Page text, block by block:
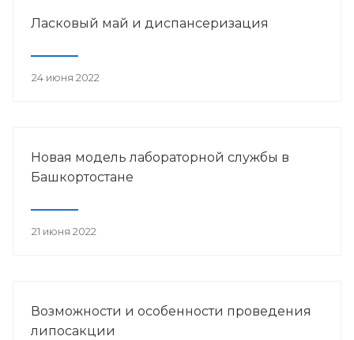
Ласковый май и диспансеризация
24 июня 2022
Новая модель лабораторной службы в
Башкортостане
21 июня 2022
Возможности и особенности проведения
липосакции